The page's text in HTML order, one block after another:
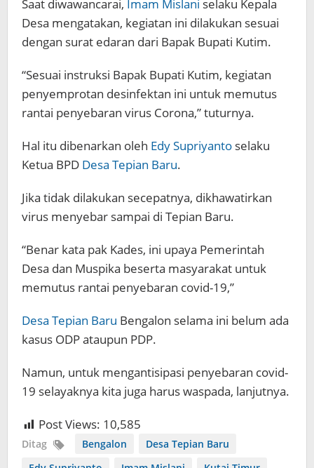
Saat diwawancarai, Imam Mislani selaku Kepala
Desa mengatakan, kegiatan ini dilakukan sesuai
dengan surat edaran dari Bapak Bupati Kutim.
“Sesuai instruksi Bapak Bupati Kutim, kegiatan
penyemprotan desinfektan ini untuk memutus
rantai penyebaran virus Corona,” tuturnya.
Hal itu dibenarkan oleh Edy Supriyanto selaku
Ketua BPD Desa Tepian Baru.
Jika tidak dilakukan secepatnya, dikhawatirkan
virus menyebar sampai di Tepian Baru.
“Benar kata pak Kades, ini upaya Pemerintah
Desa dan Muspika beserta masyarakat untuk
memutus rantai penyebaran covid-19,”
Desa Tepian Baru Bengalon selama ini belum ada
kasus ODP ataupun PDP.
Namun, untuk mengantisipasi penyebaran covid-
19 selayaknya kita juga harus waspada, lanjutnya.
Post Views: 10,585
Ditag Bengalon
Desa Tepian Baru